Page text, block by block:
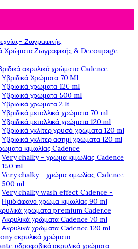
Ζωγραφικής
Χρώματα Ζωγραφικής & Decoupage
ακρυλικά χρώματα Cadence
Υβριδικά Χρώματα 70 Ml
Υβριδικά χρώματα 120 ml
Υβριδικά χρώματα 500 ml
Υβριδικά χρώματα 2 lt
Υβριδικά μεταλλικά χρώματα 70 ml
Υβριδικά μεταλλικά χρώματα 120 ml
Υβριδικά γκλίτερ χρυσό χρώματα 120 ml
Υβριδικά γκλίτερ ασημί χρώματα 120 ml
κιμωλίας Cadence
Very chalky - χρώμα κιμωλίας Cadence
150 ml
Very chalky - χρώμα κιμωλίας Cadence
500 ml
Very chalky wash effect Cadence -
Ημιδιάφανο χρώμα κιμωλίας 90 ml
χρώματα premium Cadence
Ακρυλικά χρώματα Cadence 70 ml
Ακρυλικά χρώματα Cadence 120 ml
ακρυλικά χρώματα
υδροφοβικά ακρυλικά χρώματα